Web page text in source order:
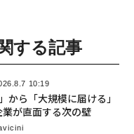
する記事
10:19
から「大規模に届ける」
が直面する次の壁